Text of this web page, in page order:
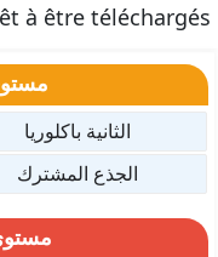
à être téléchargés.
الثانية باكلوريا
الجذع المشترك